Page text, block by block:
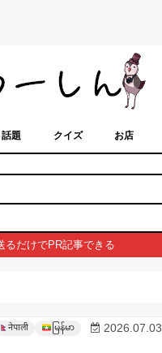
話題 クイズ お店
るだけでPR記事できる
नेपाली မြန်မာ 2026.07.03